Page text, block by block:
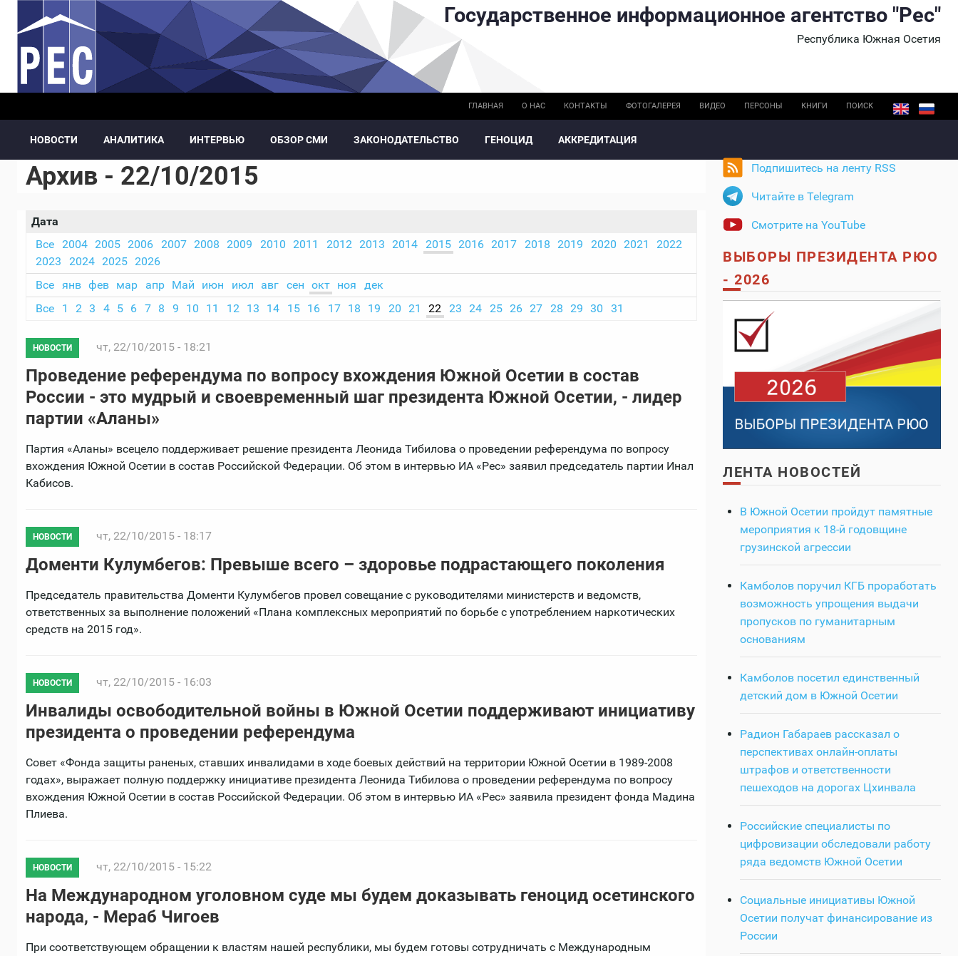
Перейти к основному содержанию Государственное информационное агентство "Рес"
Республика Южная Осетия
ГЛАВНАЯ О НАС КОНТАКТЫ ФОТОГАЛЕРЕЯ ВИДЕО ПЕРСОНЫ КНИГИ ПОИСК
НОВОСТИ АНАЛИТИКА ИНТЕРВЬЮ ОБЗОР СМИ ЗАКОНОДАТЕЛЬСТВО ГЕНОЦИД АККРЕДИТАЦИЯ
Архив - 22/10/2015
Дата
Все
2004 2005 2006 2007 2008 2009 2010 2011 2012 2013 2014 2015 2016 2017 2018 2019 2020 2021
2022
2023
2024 2025 2026
Все янв фев мар апр Май июн июл авг сен окт ноя
дек
Все
1 2 3 4 5 6 7 8 9 10 11 12 13 14 15 16 17 18 19 20 21 22 23 24 25 26 27 28 29 30 31
НОВОСТИ чт, 22/10/2015 - 18:21
Проведение референдума по вопросу вхождения Южной Осетии в состав
России - это мудрый и своевременный шаг президента Южной Осетии, - лидер
партии «Аланы»
Партия «Аланы» всецело поддерживает решение президента Леонида Тибилова о проведении референдума по вопросу
вхождения Южной Осетии в состав Российской Федерации. Об этом в интервью ИА «Рес» заявил председатель партии Инал
Кабисов.
НОВОСТИ чт, 22/10/2015 - 18:17
Доменти Кулумбегов: Превыше всего – здоровье подрастающего поколения
Председатель правительства Доменти Кулумбегов провел совещание с руководителями министерств и ведомств,
ответственных за выполнение положений «Плана комплексных мероприятий по борьбе с употреблением наркотических
средств на 2015 год».
НОВОСТИ чт, 22/10/2015 - 16:03
Инвалиды освободительной войны в Южной Осетии поддерживают инициативу
президента о проведении референдума
Совет «Фонда защиты раненых, ставших инвалидами в ходе боевых действий на территории Южной Осетии в 1989-2008
годах», выражает полную поддержку инициативе президента Леонида Тибилова о проведении референдума по вопросу
вхождения Южной Осетии в состав Российской Федерации. Об этом в интервью ИА «Рес» заявила президент фонда Мадина
Плиева.
НОВОСТИ чт, 22/10/2015 - 15:22
На Международном уголовном суде мы будем доказывать геноцид осетинского
народа, - Мераб Чигоев
При соответствующем обращении к властям нашей республики, мы будем готовы сотрудничать с Международным
Подпишитесь на ленту RSS
Читайте в Telegram
Смотрите на YouTube
ВЫБОРЫ ПРЕЗИДЕНТА РЮО
- 2026
ЛЕНТА НОВОСТЕЙ
В Южной Осетии пройдут памятные
мероприятия к 18-й годовщине
грузинской агрессии
Камболов поручил КГБ проработать
возможность упрощения выдачи
пропусков по гуманитарным
основаниям
Камболов посетил единственный
детский дом в Южной Осетии
Радион Габараев рассказал о
перспективах онлайн-оплаты
штрафов и ответственности
пешеходов на дорогах Цхинвала
Российские специалисты по
цифровизации обследовали работу
ряда ведомств Южной Осетии
Социальные инициативы Южной
Осетии получат финансирование из
России